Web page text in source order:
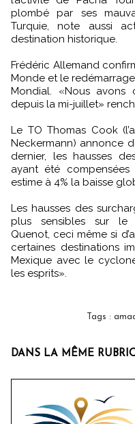
plombé par ses
Turquie, note aussi
destination historique.
Frédéric Allemand
Monde et le
Mondial. «Nous
depuis la mi-juillet»
Le TO Thomas Cook
Neckermann) annonce
dernier, les hausses
ayant été
estime à 4% la baisse
Les hausses des
plus sensibles sur le
Quenot, ceci même si
certaines destinations
Mexique avec le
les esprits».
Tags :
DANS LA MÊME